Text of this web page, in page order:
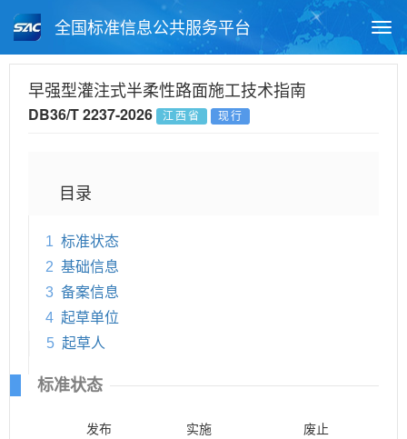
全国标准信息公共服务平台
月报查询 标准公告查询
早强型灌注式半柔性路面施工技术指南
DB36/T 2237-2026 江西省 现行
目录
1 标准状态
2 基础信息
3 备案信息
4 起草单位
5 起草人
标准状态
发布 实施 废止